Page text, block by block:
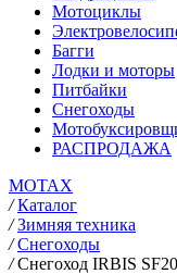
Мотоциклы
Багги
Лодки и моторы
Питбайки
Снегоходы
РАСПРОДАЖА
MOTAX
/ Каталог
/ Зимняя техника
/ Снегоходы
/ Снегоход IRBIS